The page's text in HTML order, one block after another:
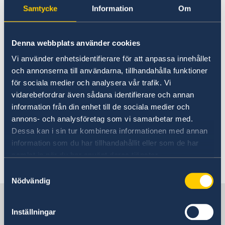
Samtycke Information Om
Denna webbplats använder cookies
Vi använder enhetsidentifierare för att anpassa innehållet
och annonserna till användarna, tillhandahålla funktioner
för sociala medier och analysera vår trafik. Vi
vidarebefordrar även sådana identifierare och annan
information från din enhet till de sociala medier och
annons- och analysföretag som vi samarbetar med.
Dessa kan i sin tur kombinera informationen med annan
information som du har tillhandahållit eller som de har
Nödvändig
Inställningar
utrikesministeriets webbsida
I Sverige har från och med den 1 januari 2005
enbartNotarius Publicus rätt att utfärda
apostille. Det ärlänsstyrelsernasom utser
notarius publicus.
Varken UD eller generalkonsulatet kan utfärda
apostille. Generalkonsulatet legaliserar heller
inte svenska handlingar.
Senast uppdaterad 24 okt. 2023, 15.13